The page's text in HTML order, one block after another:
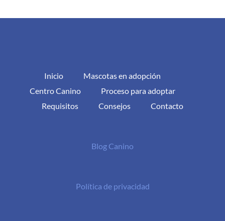
Inicio
Mascotas en adopción
Centro Canino
Proceso para adoptar
Requisitos
Consejos Contacto
Blog Canino
Política de privacidad